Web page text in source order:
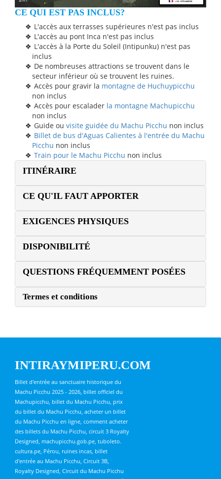
CE QUI EST PAS INCLUS?
L'accès aux terrasses supérieures n'est pas inclus
L'accès au pont Inca n'est pas inclus
L'accès à la Porte du Soleil (Intipunku) n'est pas
inclus
De nombreuses attractions se trouvent dans le
secteur inférieur où se trouvent les ruines.
Accès pour gravir la montagne de Huchuypicchu
non inclus
Accès pour escalader la montagne Machupicchu
non inclus
Guide ouvisite guidée du Machu Picchu non inclus
Billet de bus d'Aguas Calientes à l'entrée du Machu
Picchu non inclus
Train pour le Machu Picchu non inclus
ITINÉRAIRE
CE QU'IL FAUT APPORTER
EXIGENCES PHYSIQUES
DISPONIBILITÉ
QUESTIONS FRÉQUEMMENT POSÉES
Termes et conditions
INTIRAYMIPERU.COM
Billet d'entrée au sanctuaire historique du
Machu Picchu 2025 - 2026, billet officiel du
Machupicchu, billet du Machu Picchu, prix
du billet du Machu Picchu, acheter un billet
du Machu Picchu en ligne, comment acheter
des billets du Machu Picchu, circuit 3 Royalty
Designed, machupicchu.gob.pe, tuboleto.
cultura.pe, Pérou, ruines incas, billet
d'entrée au Machu Picchu, Circuit 3B,
Royalty Designed, Circuit du Machu Picchu